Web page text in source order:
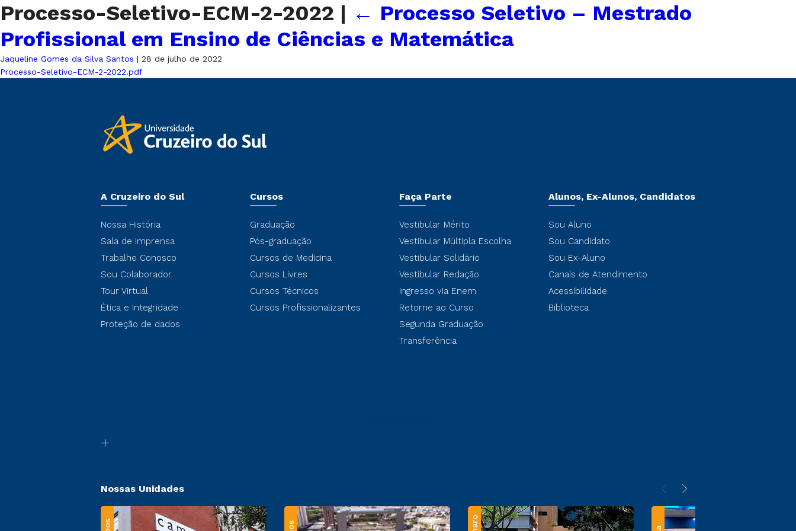
Processo-Seletivo-ECM-2-2022 | ← Processo Seletivo – Mestrado
Profissional em Ensino de Ciências e Matemática
Jaqueline Gomes da Silva Santos | 28 de julho de 2022
Processo-Seletivo-ECM-2-2022.pdf
A Cruzeiro do Sul
Nossa História
Sala de Imprensa
Trabalhe Conosco
Sou Colaborador
Tour Virtual
Ética e Integridade
Proteção de dados
Cursos
Graduação
Pós-graduação
Cursos de Medicina
Cursos Livres
Cursos Técnicos
Cursos Profissionalizantes
Faça Parte
Vestibular Mérito
Vestibular Múltipla Escolha
Vestibular Solidário
Vestibular Redação
Ingresso via Enem
Retorne ao Curso
Segunda Graduação
Transferência
Alunos, Ex-Alunos, Candidatos
Sou Aluno
Sou Candidato
Sou Ex-Aluno
Canais de Atendimento
Acessibilidade
Biblioteca
Nossas Unidades